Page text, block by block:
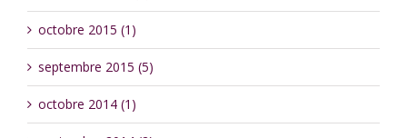
octobre 2015 (1)
septembre 2015 (5)
octobre 2014 (1)